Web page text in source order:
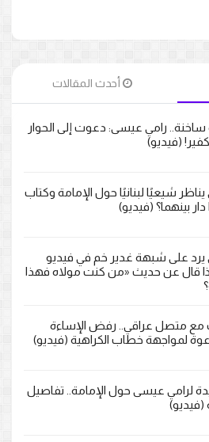
أحدث المقالات
ساخنة.. رامي عيسى: دعوت إلى الحوار
(فيديو)
شيعيًا لبنانيًا حول الإمامة وكتاب
دار بينهما؟ (فيديو)
على شبهة غدير خم في فيديو
قال عن حديث «من كنت مولاه فهذا
مع متصل عراقي.. رفض الإساءة
لمواجهة خطاب الكراهية (فيديو)
لرامي عيسى حول الإمامة.. تفاصيل
(فيديو)